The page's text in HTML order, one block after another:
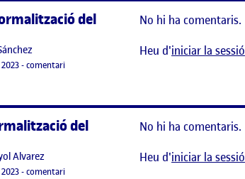
del
publicació
23 desembre, 2023 9:42 am
-comentariel PAC 3 · Formalització del sistema
No hi ha comentaris.
Heu d'iniciar la sessió
del
Alvarez
publicació
7 desembre, 2023 6:11 pm
-comentariel Pac 3 Formalització del sistema
No hi ha comentaris.
Heu d'iniciar la sessió